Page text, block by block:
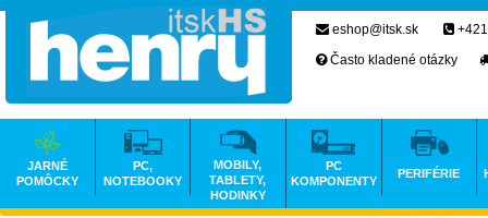
eshop@itsk.sk
Často kladené otázky
JARNÉ
POMÔCKY
PC,
NOTEBOOKY
MOBILY,
TABLETY,
HODINKY
PC
KOMPONENTY
PERIFÉRIE